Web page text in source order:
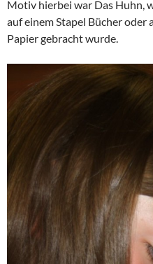
Motiv hierbei war Das Huhn,
auf einem Stapel Bücher
Papier gebracht wurde.